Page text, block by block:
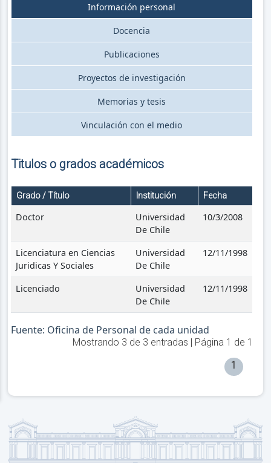
Información personal
Docencia
Publicaciones
Proyectos de investigación
Memorias y tesis
Vinculación con el medio
Titulos o grados académicos
Grado / Título Institución Fecha
Doctor
Universidad
De Chile
10/3/2008
Licenciatura en Ciencias
Juridicas Y Sociales
Universidad
De Chile
12/11/1998
Licenciado
Universidad
De Chile
12/11/1998
Fuente: Oficina de Personal de cada unidad
Mostrando 3 de 3 entradas | Página 1 de 1
1